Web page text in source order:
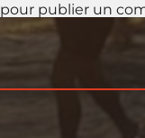
pour publier un